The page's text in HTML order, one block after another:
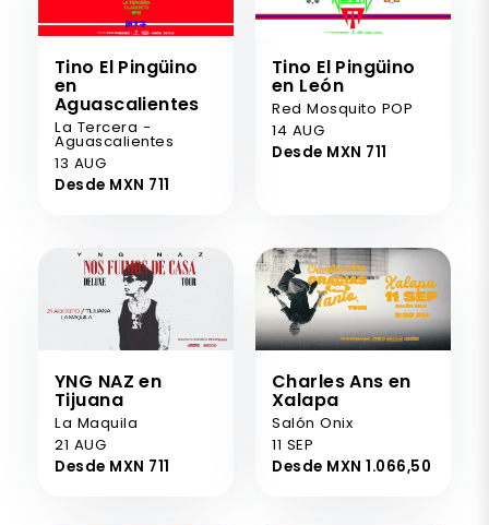
Tino El Pingüino
en
Aguascalientes
La Tercera -
Aguascalientes
13 AUG
Desde MXN 711
Tino El Pingüino
en León
Red Mosquito POP
14 AUG
Desde MXN 711
YNG NAZ en
Tijuana
La Maquila
21 AUG
Desde MXN 711
Charles Ans en
Xalapa
Salón Onix
11 SEP
Desde MXN 1.066,50